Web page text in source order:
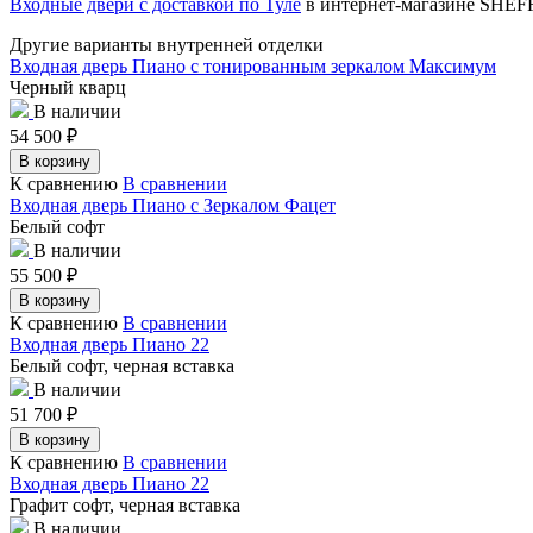
Другие варианты внутренней отделки
Входная дверь Пиано с тонированным зеркалом Максимум
Черный кварц
В наличии
54 500 ₽
В корзину
К сравнению В сравнении
Входная дверь Пиано с Зеркалом Фацет
Белый софт
В наличии
55 500 ₽
В корзину
К сравнению В сравнении
Входная дверь Пиано 22
Белый софт, черная вставка
В наличии
51 700 ₽
В корзину
К сравнению В сравнении
Входная дверь Пиано 22
Графит софт, черная вставка
В наличии